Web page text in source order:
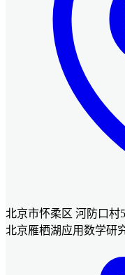
北京市怀柔区 河防口村
北京雁栖湖应用数学研